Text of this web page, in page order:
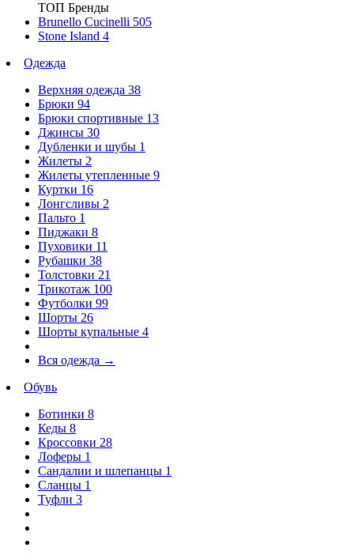
ТОП Бренды
Brunello Cucinelli 505
Stone Island 4
Одежда
Верхняя одежда 38
Брюки 94
Брюки спортивные 13
Джинсы 30
Дубленки и шубы 1
Жилеты 2
Жилеты утепленные 9
Куртки 16
Лонгсливы 2
Пальто 1
Пиджаки 8
Пуховики 11
Рубашки 38
Толстовки 21
Трикотаж 100
Футболки 99
Шорты 26
Шорты купальные 4
Вся одежда →
Обувь
Ботинки 8
Кеды 8
Кроссовки 28
Лоферы 1
Сандалии и шлепанцы 1
Сланцы 1
Туфли 3